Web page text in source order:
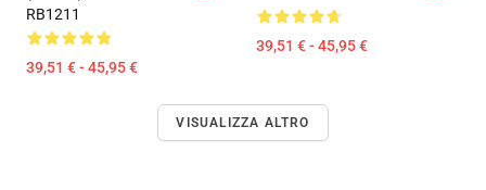
RB1211
39,51 € - 45,95 €
39,51 € - 45,95 €
VISUALIZZA ALTRO